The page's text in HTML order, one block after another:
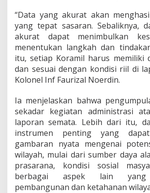
o
r
a
m
i
l
“Data yang akurat akan
yang tepat sasaran. Sebaliknya,
akurat dapat menimbulkan
menentukan langkah dan
itu, setiap Koramil harus memiliki
dan sesuai dengan kondisi riil di
Kolonel Inf Faurizal Noerdin.
Ia menjelaskan bahwa
sekadar kegiatan administrasi
laporan semata. Lebih dari itu,
instrumen penting yang
gambaran nyata mengenai
wilayah, mulai dari sumber daya
prasarana, kondisi sosial
berbagai aspek lain yang
pembangunan dan ketahanan